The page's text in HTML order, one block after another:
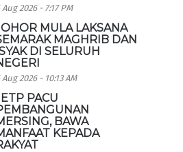
Aug 2026 - 7:17 PM
MULA LAKSANA
MAGHRIB DAN
DI SELURUH
Aug 2026 - 10:13 AM
PACU
BAWA
KEPADA